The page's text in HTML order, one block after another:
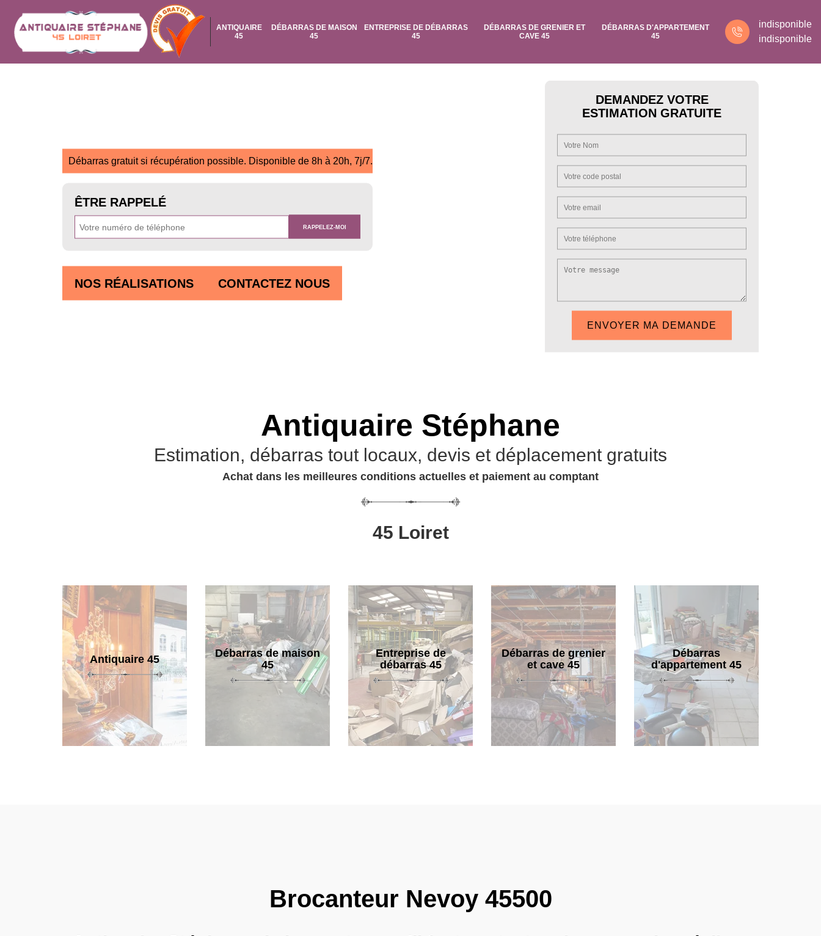
ANTIQUAIRE
45
DÉBARRAS DE MAISON
45
ENTREPRISE DE DÉBARRAS
45
DÉBARRAS DE GRENIER ET
CAVE 45
DÉBARRAS D'APPARTEMENT
45
indisponible
indisponible
Débarras gratuit si récupération possible. Disponible de 8h à 20h, 7j/7.
ÊTRE RAPPELÉ
NOS RÉALISATIONS CONTACTEZ NOUS
DEMANDEZ VOTRE
ESTIMATION GRATUITE
Antiquaire Stéphane
Estimation, débarras tout locaux, devis et déplacement gratuits
Achat dans les meilleures conditions actuelles et paiement au comptant
45 Loiret
Antiquaire 45
Débarras de maison
45
Entreprise de
débarras 45
Débarras de grenier
et cave 45
Débarras
d'appartement 45
Brocanteur Nevoy 45500